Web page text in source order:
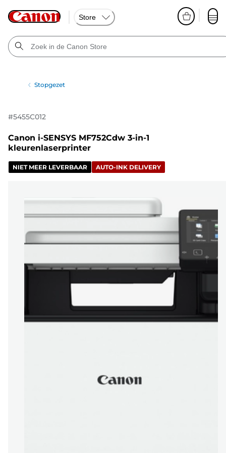
Store
Stopgezet
#5455C012
Canon i-SENSYS MF752Cdw 3-in-1
kleurenlaserprinter
NIET MEER LEVERBAAR AUTO-INK DELIVERY